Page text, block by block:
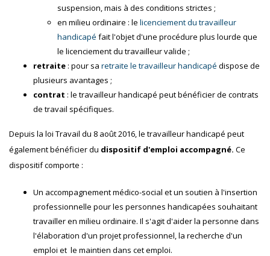
suspension, mais à des conditions strictes ;
en milieu ordinaire : le licenciement du travailleur
handicapé fait l'objet d'une procédure plus lourde que
le licenciement du travailleur valide ;
retraite : pour sa retraite le travailleur handicapé dispose de
plusieurs avantages ;
contrat : le travailleur handicapé peut bénéficier de contrats
de travail spécifiques.
Depuis la loi Travail du 8 août 2016, le travailleur handicapé peut
également bénéficier du dispositif d'emploi accompagné. Ce
dispositif comporte :
Un accompagnement médico-social et un soutien à l'insertion
professionnelle pour les personnes handicapées souhaitant
travailler en milieu ordinaire. Il s'agit d'aider la personne dans
l'élaboration d'un projet professionnel, la recherche d'un
emploi et le maintien dans cet emploi.